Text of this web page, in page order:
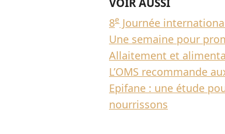
8e Journée
Une semaine pour
Allaitement et
L’OMS recommande
Epifane : une étude
nourrissons